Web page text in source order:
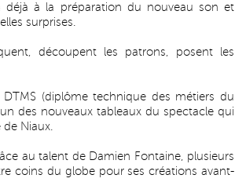
déjà à la préparation du nouveau son et
surprises.
découpent les patrons, posent les
(diplôme technique des métiers du
des nouveaux tableaux du spectacle qui
Niaux.
au talent de Damien Fontaine, plusieurs
coins du globe pour ses créations avant-